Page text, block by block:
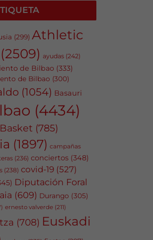
(299) Athletic
(2509) ayudas (242)
de Bilbao (333)
de Bilbao (300)
(1054) Basauri
(4434)
(785)
(1897) campañas
(236) conciertos (348)
(238) covid-19 (527)
Diputación Foral
(609) Durango (305)
ernesto valverde (211)
(708) Euskadi